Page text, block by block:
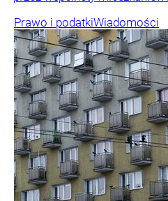
Prawo i podatkiWiadomości